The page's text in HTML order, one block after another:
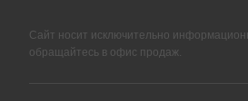
Сайт носит исключительно
обращайтесь в офис продаж.